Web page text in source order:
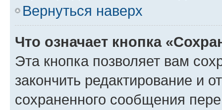
Вернуться наверх
Что означает кнопка
Эта кнопка позволяет вам
закончить редактирование и
сохраненного сообщения